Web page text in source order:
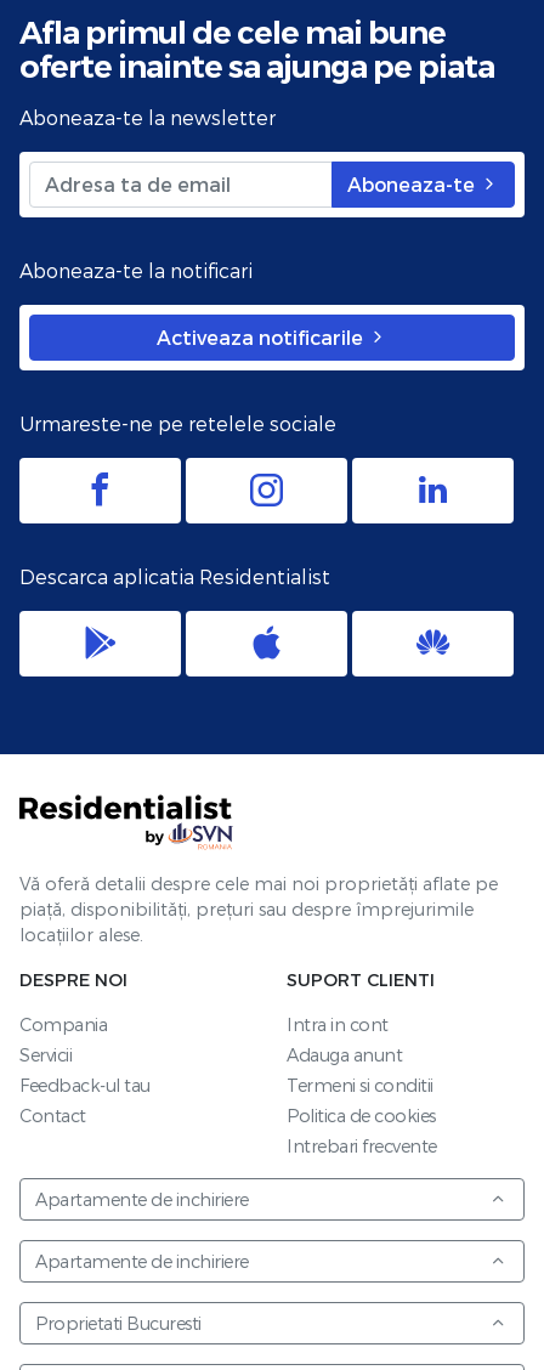
Afla primul de cele mai bune
oferte inainte sa ajunga pe piata
Aboneaza-te la newsletter
Aboneaza-te
Aboneaza-te la notificari
Activeaza notificarile
Urmareste-ne pe retelele sociale
Descarca aplicatia Residentialist
Vă oferă detalii despre cele mai noi proprietăți aflate pe
piață, disponibilități, prețuri sau despre împrejurimile
locațiilor alese.
DESPRE NOI
Compania
Servicii
Feedback-ul tau
Contact
SUPORT CLIENTI
Intra in cont
Adauga anunt
Termeni si conditii
Politica de cookies
Intrebari frecvente
Apartamente de inchiriere
Apartamente de inchiriere
Proprietati Bucuresti